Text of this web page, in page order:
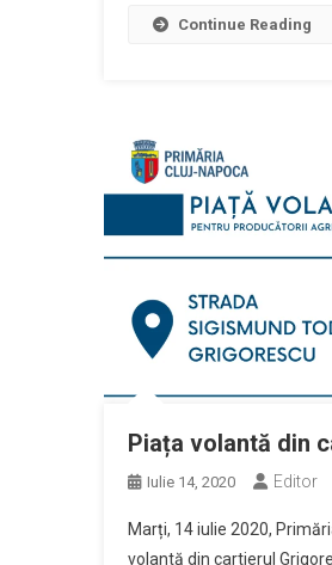
Continue Reading
Piața volantă din
Iulie 14, 2020 Editor
Marți, 14 iulie 2020,
volantă din cartierul